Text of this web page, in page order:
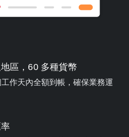
區，60 多種貨幣
作天內全額到帳，確保業務運